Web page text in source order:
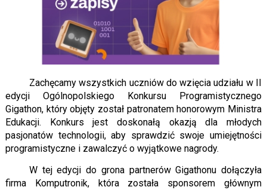
Zachęcamy wszystkich uczniów do wzięcia udziału w II
edycji Ogólnopolskiego Konkursu Programistycznego
Gigathon, który objęty został patronatem honorowym Ministra
Edukacji. Konkurs jest doskonałą okazją dla młodych
pasjonatów technologii, aby sprawdzić swoje umiejętności
programistyczne i zawalczyć o wyjątkowe nagrody.
W tej edycji do grona partnerów Gigathonu dołączyła
firma Komputronik, która została sponsorem głównym